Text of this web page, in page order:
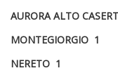
AURORA ALTO
MONTEGIORGIO 1
NERETO 1